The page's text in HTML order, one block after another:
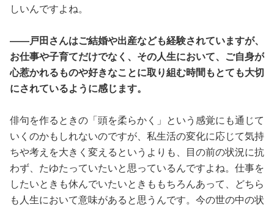
しいんですよね。
――戸田さんはご結婚や出産なども経験されていますが、
お仕事や子育てだけでなく、その人生において、ご自身が
心惹かれるものや好きなことに取り組む時間もとても大切
にされているように感じます。
俳句を作るときの「頭を柔らかく」という感覚にも通じて
いくのかもしれないのですが、私生活の変化に応じて気持
ちや考えを大きく変えるというよりも、目の前の状況に抗
わず、たゆたっていたいと思っているんですよね。仕事を
したいときも休んでいたいときももちろんあって、どちら
も人生において意味があると思うんです。今の世の中の状